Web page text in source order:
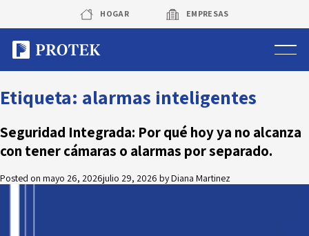
content
HOGAR EMPRESAS
Sistema de alarmas
Sistema de cámaras
Etiqueta: alarmas inteligentes
Seguridad Integrada: Por qué hoy ya no alcanza
con tener cámaras o alarmas por separado.
Posted on mayo 26, 2026julio 29, 2026 byDiana Martinez